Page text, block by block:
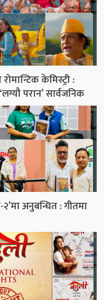
केमिस्ट्री :
परान’ सार्वजनिक
अनुबन्धित : गीतमा